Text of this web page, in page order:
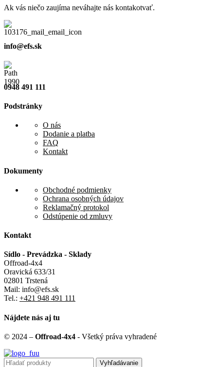
Ak vás niečo zaujíma neváhajte nás kontakotvať.
info@efs.sk
0948 491 111
Podstránky
O nás
Dodanie a platba
FAQ
Kontakt
Dokumenty
Obchodné podmienky
Ochrana osobných údajov
Reklamačný protokol
Odstúpenie od zmluvy
Kontakt
Sídlo - Prevádzka - Sklady
Offroad-4x4
Oravická 633/31
02801 Trstená
Mail: info@efs.sk
Tel.: +421 948 491 111
Nájdete nás aj tu
© 2024 – Offroad-4x4 - Všetký práva vyhradené
Vyhľadávanie